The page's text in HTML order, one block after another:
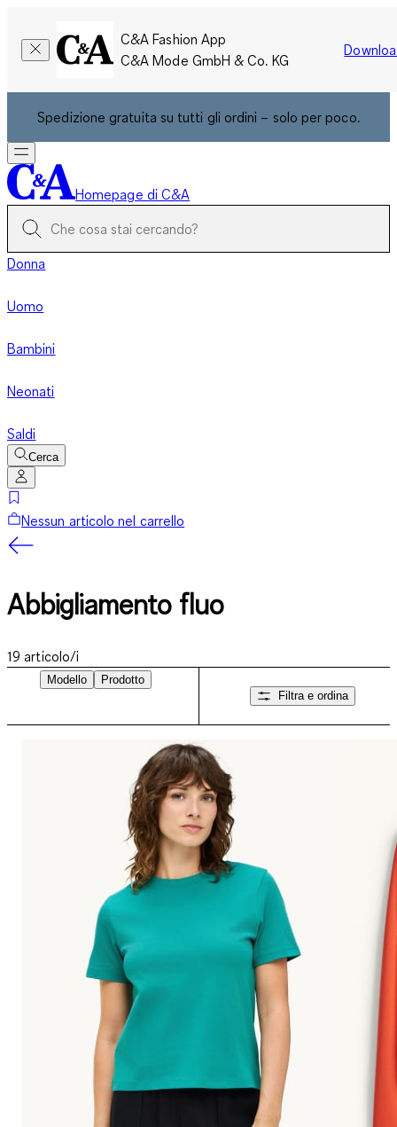
C&A Fashion App
C&A Mode GmbH & Co. KG
Spedizione gratuita su tutti gli ordini – solo per poco.
Homepage di C&A
Donna
Uomo
Bambini
Neonati
Saldi
Cerca
Nessun articolo nel carrello
Abbigliamento fluo
19 articolo/i
Modello
Prodotto
Filtra e ordina